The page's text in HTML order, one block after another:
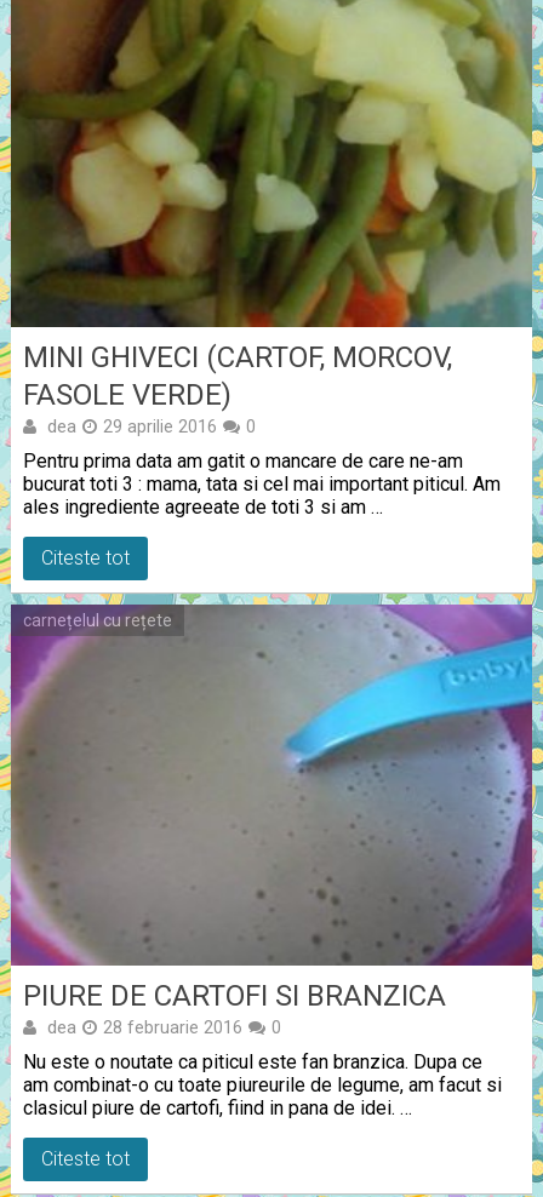
MINI GHIVECI (CARTOF, MORCOV,
FASOLE VERDE)
dea 29 aprilie 2016 0
Pentru prima data am gatit o mancare de care ne-am
bucurat toti 3 : mama, tata si cel mai important piticul. Am
ales ingrediente agreeate de toti 3 si am …
Citeste tot
carnețelul cu rețete
PIURE DE CARTOFI SI BRANZICA
dea 28 februarie 2016 0
Nu este o noutate ca piticul este fan branzica. Dupa ce
am combinat-o cu toate piureurile de legume, am facut si
clasicul piure de cartofi, fiind in pana de idei. …
Citeste tot